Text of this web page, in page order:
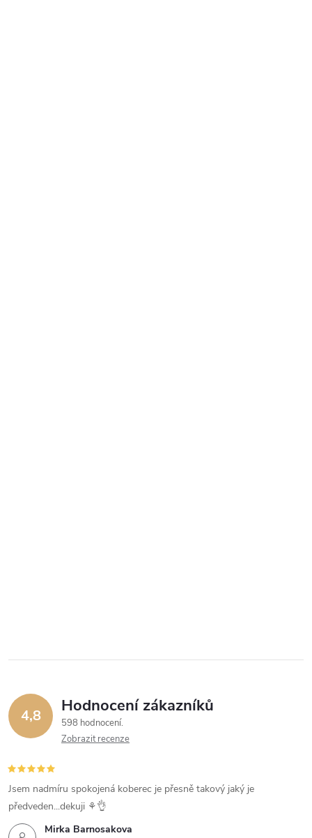
4,8 Hodnocení zákazníků
598 hodnocení
Zobrazit recenze
Mirka Barnosakova
Jsem nadmíru spokojená koberec je přesně takový jaký je
předveden...dekuji ⚘️👌